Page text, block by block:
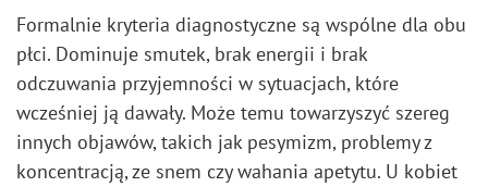
Formalnie kryteria diagnostyczne są wspólne dla obu
płci. Dominuje smutek, brak energii i brak
odczuwania przyjemności w sytuacjach, które
wcześniej ją dawały. Może temu towarzyszyć szereg
innych objawów, takich jak pesymizm, problemy z
koncentracją, ze snem czy wahania apetytu. U kobiet